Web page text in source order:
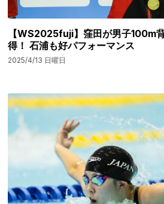
【WS2025fuji】窪田が男子100m
得！ 石浦も好パフォーマンス
2025/4/13 日曜日